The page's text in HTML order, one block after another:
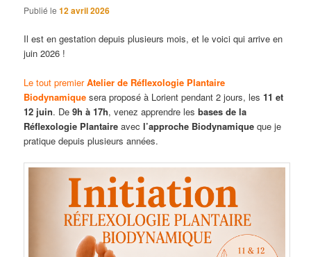
Publié le12 avril 2026
Il est en gestation depuis plusieurs mois, et le voici qui arrive en
juin 2026 !
Le tout premierAtelier de Réflexologie Plantaire
Biodynamique sera proposé à Lorient pendant 2 jours, les11 et
12 juin. De 9h à 17h, venez apprendre lesbases de la
Réflexologie Plantaireavec l’approche Biodynamique que je
pratique depuis plusieurs années.